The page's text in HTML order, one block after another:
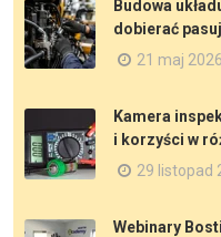
Budowa
dobierać
21 maj 2026
Kamera
i korzyści w
29 listopad
Webinary